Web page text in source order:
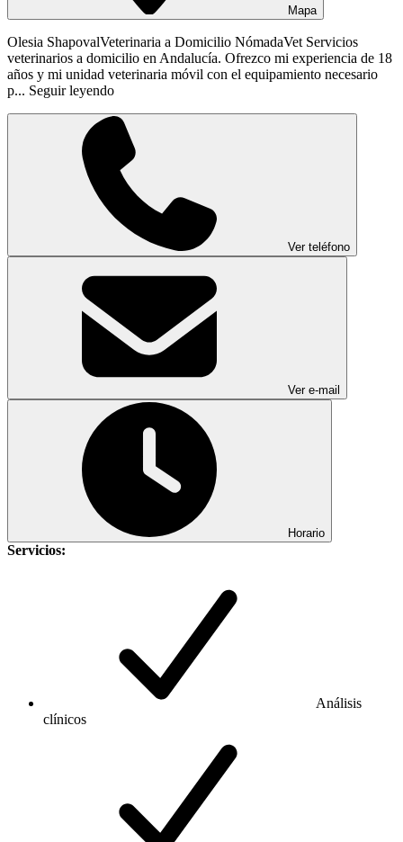
Mapa
Olesia ShapovalVeterinaria a Domicilio NómadaVet Servicios
veterinarios a domicilio en Andalucía. Ofrezco mi experiencia de 18
años y mi unidad veterinaria móvil con el equipamiento necesario
p... Seguir leyendo
Ver teléfono
Ver e-mail
Horario
Servicios:
Análisis
clínicos